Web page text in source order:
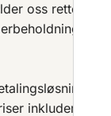
oss retten
inkluderer